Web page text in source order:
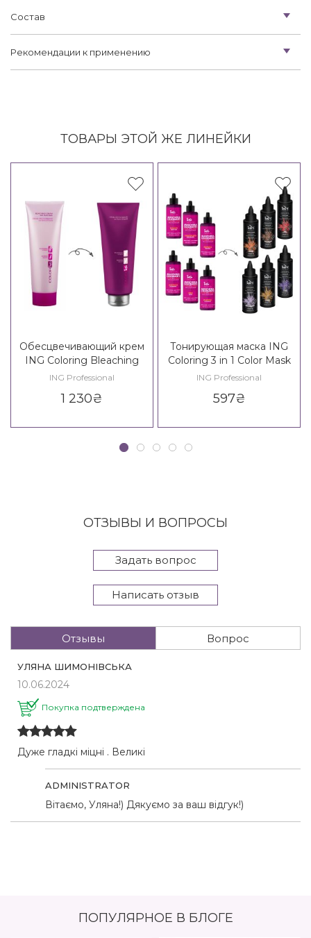
Состав
Рекомендации к применению
ТОВАРЫ ЭТОЙ ЖЕ ЛИНЕЙКИ
Обесцвечивающий крем
ING Coloring Bleaching
Cream
ING Professional
1 230₴
Тонирующая маска ING
Coloring 3 in 1 Color Mask
ING Professional
597₴
ОТЗЫВЫ И ВОПРОСЫ
Задать вопрос
Написать отзыв
Отзывы Вопрос
УЛЯНА ШИМОНІВСЬКА
10.06.2024
Покупка подтверждена
Дуже гладкі міцні . Великі
ADMINISTRATOR
Вітаємо, Уляна!) Дякуємо за ваш відгук!)
ПОПУЛЯРНОЕ В БЛОГЕ